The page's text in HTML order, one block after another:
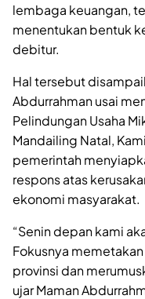
lembaga keuangan,
menentukan bentuk
debitur.
Hal tersebut
Abdurrahman usai
Pelindungan Usaha
Mandailing Natal,
pemerintah
respons atas
ekonomi masyarakat.
“Senin depan kami
Fokusnya
provinsi dan
ujar Maman